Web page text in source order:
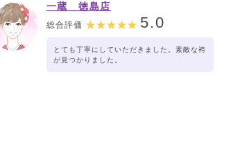
一蔵 徳島店
総合評価 5.0
とても丁寧にしていただきました。素敵な袴
が見つかりました。